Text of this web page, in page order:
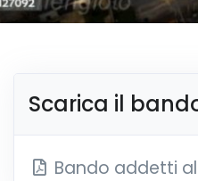
Scarica il
Bando addetti